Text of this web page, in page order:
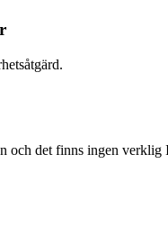
och det finns ingen